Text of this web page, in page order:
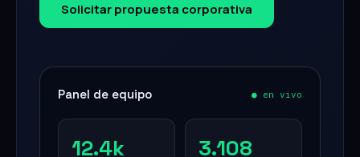
Solicitar propuesta corporativa
Panel de equipo ● en vivo
12.4k 3.108